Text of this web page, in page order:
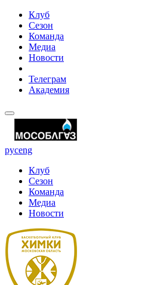
Клуб
Сезон
Команда
Медиа
Новости
Телеграм
Академия
русeng
Клуб
Сезон
Команда
Медиа
Новости